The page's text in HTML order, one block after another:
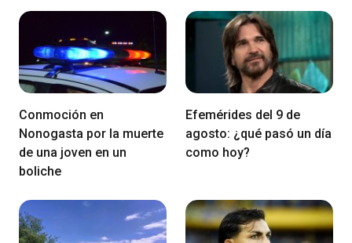
Conmoción en
Nonogasta por la muerte
de una joven en un
boliche
Efemérides del 9 de
agosto: ¿qué pasó un día
como hoy?